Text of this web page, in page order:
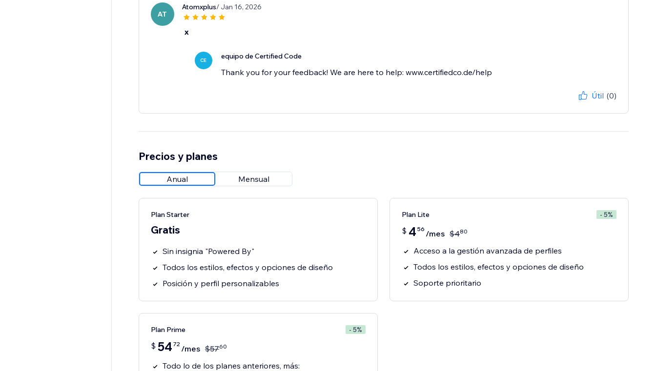
AT
Atomxplus/ Jan 16, 2026
x
CE equipo de Certified Code
Thank you for your feedback! We are here to help: www.certifiedco.de/help
Útil (0)
Precios y planes
Anual Mensual
Plan Starter
Gratis
Sin insignia "Powered By"
Todos los estilos, efectos y opciones de diseño
Posición y perfil personalizables
Plan Lite - 5%
$ 4 56 /mes $480
Acceso a la gestión avanzada de perfiles
Todos los estilos, efectos y opciones de diseño
Soporte prioritario
Plan Prime - 5%
$ 54 72 /mes $5760
Todo lo de los planes anteriores, más: